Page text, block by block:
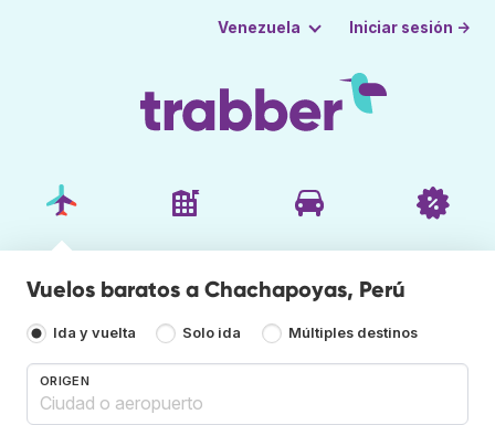
Venezuela Iniciar sesión →
Vuelos baratos a Chachapoyas, Perú
Ida y vuelta Solo ida Múltiples destinos
ORIGEN